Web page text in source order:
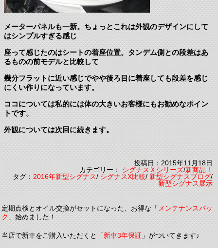
メーターパネルも一新。ちょっとこれは外観のデザインにして
はシンプルすぎる感じ
座って感じたのはシートの着座位置。タンデム側との段差はあ
るものの前モデルと比較して
幾分フラットに近い感じでやや後ろ目に着座しても段差を感じ
にくい作りになっています。
ココについては私的には体の大きいお客様にもお勧めなポイン
トです。
外観については次回に続きます。
投稿日：2015年11月18日
カテゴリー：シグナスＸシリーズ/新商品！
タグ：2016年新型シグナス/シグナスX比較/新型シグナスブログ/
新型シグナス展示
定期点検とオイル交換がセットになった、お得な「メンテナンスパッ
ク」始めました！
当店で新車をご購入いただくと「新車3年保証」がついてきます♪